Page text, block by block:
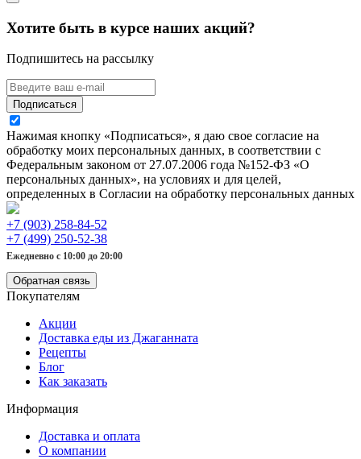
Хотите быть в курсе наших акций?
Подпишитесь на рассылку
Подписаться
Нажимая кнопку «Подписаться», я даю свое согласие на
обработку моих персональных данных, в соответствии с
Федеральным законом от 27.07.2006 года №152-ФЗ «О
персональных данных», на условиях и для целей,
определенных в Согласии на обработку персональных данных
+7 (903) 258-84-52
+7 (499) 250-52-38
Ежедневно с 10:00 до 20:00
Обратная связь
Покупателям
Акции
Доставка еды из Джаганната
Рецепты
Блог
Как заказать
Информация
Доставка и оплата
О компании